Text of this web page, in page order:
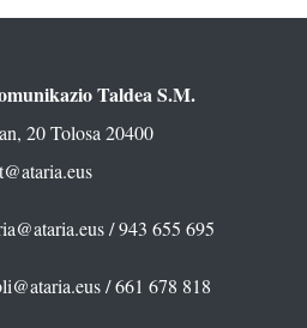
Taldea S.M.
20 Tolosa 20400
/ 943 655 695
/ 661 678 818